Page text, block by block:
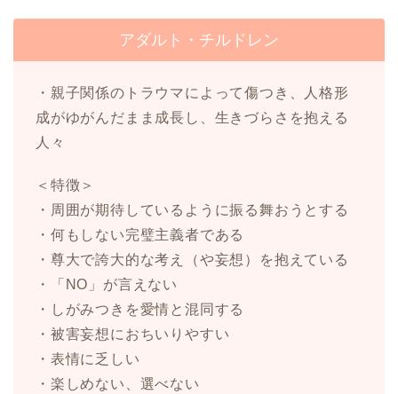
アダルト・チルドレン
・親子関係のトラウマによって傷つき、人格形
成がゆがんだまま成長し、生きづらさを抱える
人々
＜特徴＞
・周囲が期待しているように振る舞おうとする
・何もしない完璧主義者である
・尊大で誇大的な考え（や妄想）を抱えている
・「NO」が言えない
・しがみつきを愛情と混同する
・被害妄想におちいりやすい
・表情に乏しい
・楽しめない、選べない